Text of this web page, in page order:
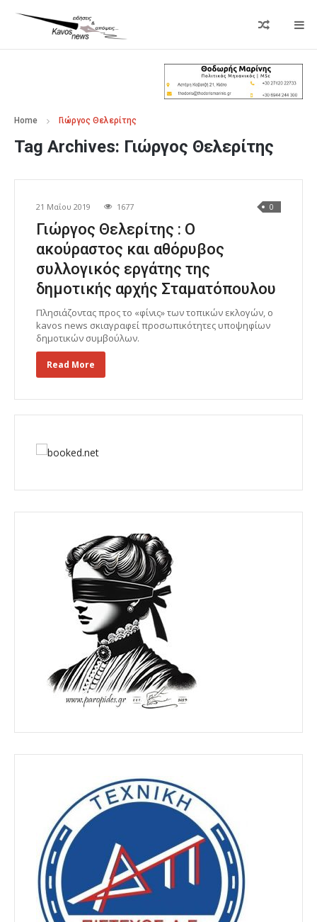
Home Γιώργος Θελερίτης
Tag Archives: Γιώργος Θελερίτης
21 Μαΐου 2019 1677 0
Γιώργος Θελερίτης : Ο
ακούραστος και αθόρυβος
συλλογικός εργάτης της
δημοτικής αρχής Σταματόπουλου
Πλησιάζοντας προς το «φίνις» των τοπικών εκλογών, ο
kavos news σκιαγραφεί προσωπικότητες υποψηφίων
δημοτικών συμβούλων.
Read More